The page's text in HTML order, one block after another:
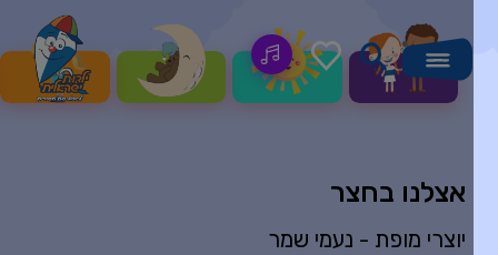
אצלנו בחצר
יוצרי מופת - נעמי שמר